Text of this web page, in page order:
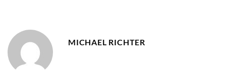
MICHAEL RICHTER